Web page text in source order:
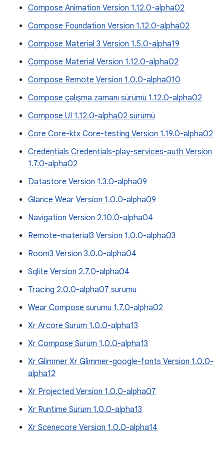
Compose Animation Version 1.12.0-alpha02
Compose Foundation Version 1.12.0-alpha02
Compose Material 3 Version 1.5.0-alpha19
Compose Material Version 1.12.0-alpha02
Compose Remote Version 1.0.0-alpha010
Compose çalışma zamanı sürümü 1.12.0-alpha02
Compose UI 1.12.0-alpha02 sürümü
Core Core-ktx Core-testing Version 1.19.0-alpha02
Credentials Credentials-play-services-auth Version
1.7.0-alpha02
Datastore Version 1.3.0-alpha09
Glance Wear Version 1.0.0-alpha09
Navigation Version 2.10.0-alpha04
Remote-material3 Version 1.0.0-alpha03
Room3 Version 3.0.0-alpha04
Sqlite Version 2.7.0-alpha04
Tracing 2.0.0-alpha07 sürümü
Wear Compose sürümü 1.7.0-alpha02
Xr Arcore Sürüm 1.0.0-alpha13
Xr Compose Sürüm 1.0.0-alpha13
Xr Glimmer Xr Glimmer-google-fonts Version 1.0.0-
alpha12
Xr Projected Version 1.0.0-alpha07
Xr Runtime Sürüm 1.0.0-alpha13
Xr Scenecore Version 1.0.0-alpha14